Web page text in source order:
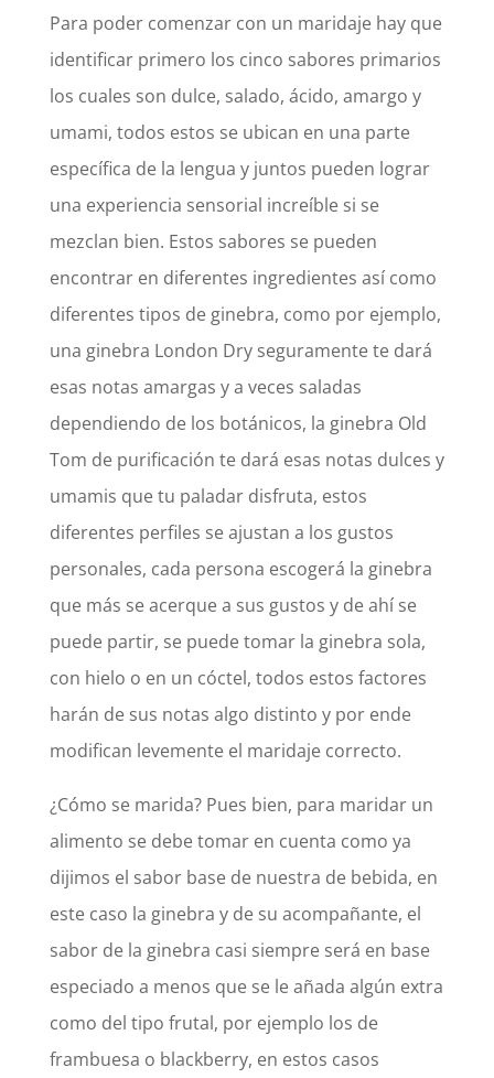
Para poder comenzar con un maridaje hay que
identificar primero los cinco sabores primarios
los cuales son dulce, salado, ácido, amargo y
umami, todos estos se ubican en una parte
específica de la lengua y juntos pueden lograr
una experiencia sensorial increíble si se
mezclan bien. Estos sabores se pueden
encontrar en diferentes ingredientes así como
diferentes tipos de ginebra, como por ejemplo,
una ginebra London Dry seguramente te dará
esas notas amargas y a veces saladas
dependiendo de los botánicos, la ginebra Old
Tom de purificación te dará esas notas dulces y
umamis que tu paladar disfruta, estos
diferentes perfiles se ajustan a los gustos
personales, cada persona escogerá la ginebra
que más se acerque a sus gustos y de ahí se
puede partir, se puede tomar la ginebra sola,
con hielo o en un cóctel, todos estos factores
harán de sus notas algo distinto y por ende
modifican levemente el maridaje correcto.
¿Cómo se marida? Pues bien, para maridar un
alimento se debe tomar en cuenta como ya
dijimos el sabor base de nuestra de bebida, en
este caso la ginebra y de su acompañante, el
sabor de la ginebra casi siempre será en base
especiado a menos que se le añada algún extra
como del tipo frutal, por ejemplo los de
frambuesa o blackberry, en estos casos